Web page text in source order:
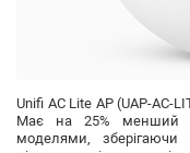
Unifi AC Lite AP (UAP-AC-
Має на 25% менший
моделями,